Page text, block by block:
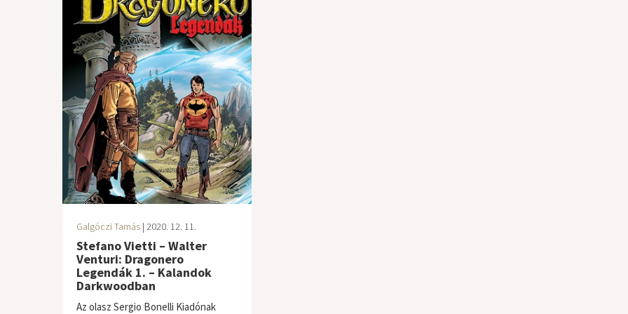
Galgóczi Tamás | 2020. 12. 11.
Stefano Vietti – Walter
Venturi: Dragonero
Legendák 1. – Kalandok
Darkwoodban
Az olasz Sergio Bonelli Kiadónak